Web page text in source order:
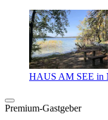
HAUS AM SEE in
Premium-Gastgeber